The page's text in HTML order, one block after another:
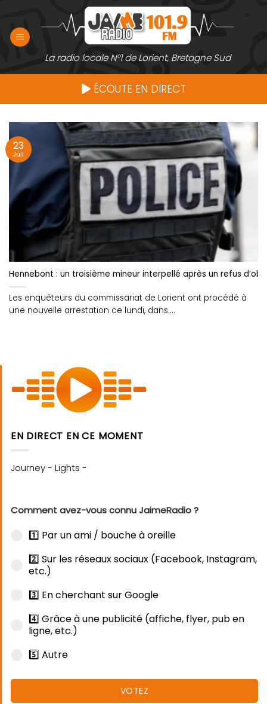
contenu
La radio locale N°1 de Lorient, Bretagne Sud
ÉCOUTE EN DIRECT
Hennebont : un troisième mineur interpellé après un refus
Les enquêteurs du commissariat de Lorient ont procédé à
une nouvelle arrestation ce lundi, dans....
23
Juil
EN DIRECT EN CE MOMENT
Comment avez-vous connu JaimeRadio ?
1️⃣ Par un ami / bouche à oreille
2️⃣ Sur les réseaux sociaux (Facebook, Instagram,
etc.)
3️⃣ En cherchant sur Google
4️⃣ Grâce à une publicité (affiche, flyer, pub en
ligne, etc.)
5️⃣ Autre
VOTEZ